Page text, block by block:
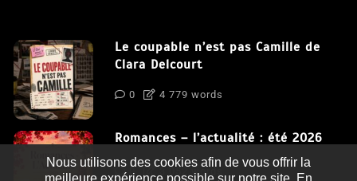
Le coupable n’est pas Camille de
Clara Delcourt
0 4 779 words
Romances – l’actualité : été 2026
0 3 052 words
Nous utilisons des cookies afin de vous offrir la
meilleure expérience possible sur notre site. En